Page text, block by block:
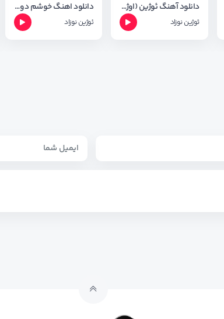
دانلود آهنگ ئوژین (اوژین ) نوزاد بنام نارین + متن آهنگ
ئوژین نوزاد
دانلود اهنگ خوشم دوی از ئوژین نوزاد + متن و شعر
ئوژین نوزاد